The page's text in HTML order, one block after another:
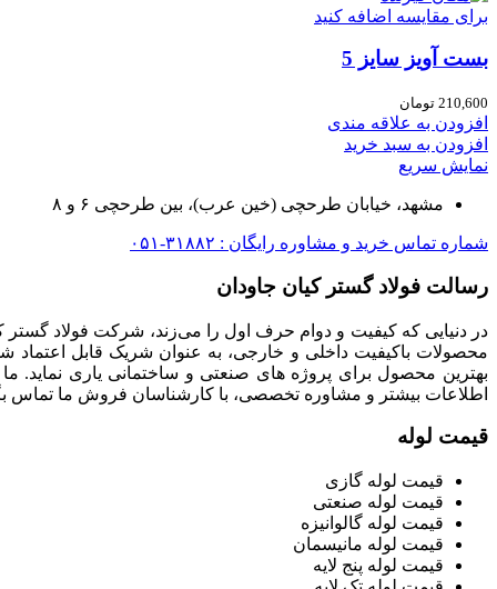
برای مقایسه اضافه کنید
بست آویز سایز 5
210,600 تومان
افزودن به علاقه مندی
افزودن به سبد خرید
نمایش سریع
مشهد، خیابان طرحچی (خین عرب)، بین طرحچی ۶ و ۸
شماره تماس خرید و مشاوره رایگان : ۳۱۸۸۲-۰۵۱
رسالت فولاد گستر کیان جاودان
در دنیایی که کیفیت و دوام حرف اول را می‌زند، شرکت فولاد
محصولات باکیفیت داخلی و خارجی، به عنوان شریک قابل اعتماد
بهترین محصول برای پروژه های صنعتی و ساختمانی یاری نماید.
اطلاعات بیشتر و مشاوره تخصصی، با کارشناسان فروش ما تماس
قیمت لوله
قیمت لوله گازی
قیمت لوله صنعتی
قیمت لوله گالوانیزه
قیمت لوله مانیسمان
قیمت لوله پنج لایه